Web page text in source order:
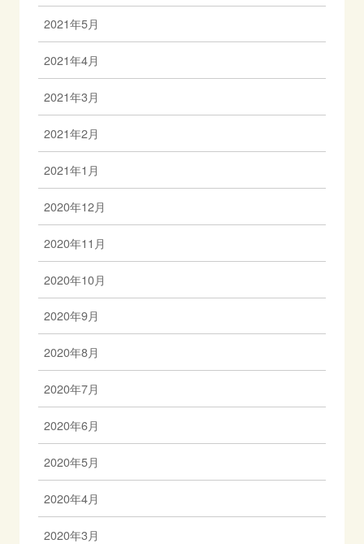
2021年5月
2021年4月
2021年3月
2021年2月
2021年1月
2020年12月
2020年11月
2020年10月
2020年9月
2020年8月
2020年7月
2020年6月
2020年5月
2020年4月
2020年3月